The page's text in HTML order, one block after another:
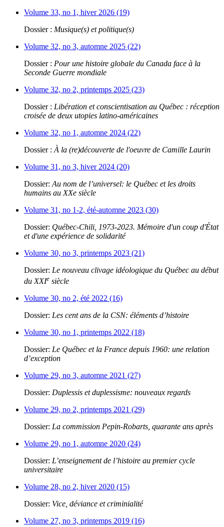
Volume 33, no 1, hiver 2026 (19)
Dossier : Musique(s) et politique(s)
Volume 32, no 3, automne 2025 (22)
Dossier : Pour une histoire globale du Canada face à la
Seconde Guerre mondiale
Volume 32, no 2, printemps 2025 (23)
Dossier : Libération et conscientisation au Québec : réception
croisée de deux utopies latino-américaines
Volume 32, no 1, automne 2024 (22)
Dossier : À la (re)découverte de l'oeuvre de Camille Laurin
Volume 31, no 3, hiver 2024 (20)
Dossier: Au nom de l’universel: le Québec et les droits
humains au XXe siècle
Volume 31, no 1-2, été-automne 2023 (30)
Dossier: Québec-Chili, 1973-2023. Mémoire d'un coup d'État
et d'une expérience de solidarité
Volume 30, no 3, printemps 2023 (21)
Dossier: Le nouveau clivage idéologique du Québec au début
du XXIe siècle
Volume 30, no 2, été 2022 (16)
Dossier: Les cent ans de la CSN: éléments d’histoire
Volume 30, no 1, printemps 2022 (18)
Dossier: Le Québec et la France depuis 1960: une relation
d’exception
Volume 29, no 3, automne 2021 (27)
Dossier: Duplessis et duplessisme: nouveaux regards
Volume 29, no 2, printemps 2021 (29)
Dossier: La commission Pepin-Robarts, quarante ans après
Volume 29, no 1, automne 2020 (24)
Dossier: L’enseignement de l’histoire au premier cycle
universitaire
Volume 28, no 2, hiver 2020 (15)
Dossier: Vice, déviance et criminialité
Volume 27, no 3, printemps 2019 (16)